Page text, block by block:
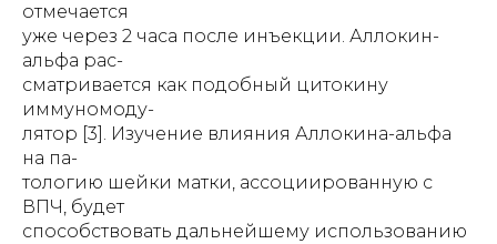
отмечается
уже через 2 часа после инъекции. Аллокин-
альфа рас-
сматривается как подобный цитокину
иммуномоду-
лятор [3]. Изучение влияния Аллокина-альфа
на па-
тологию шейки матки, ассоциированную с
ВПЧ, будет
способствовать дальнейшему использованию